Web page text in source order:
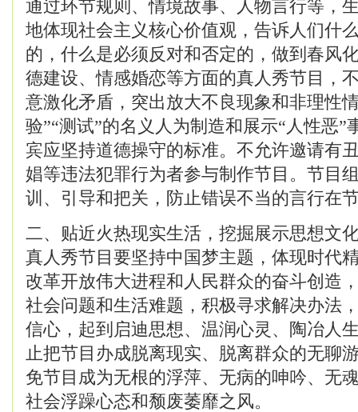
通过环节规则、情境故事、人物言行等，
地体现社会主义核心价值观，告诉人们什
的，什么是必须反对和否定的，做到春风
德建设、情感婚恋等方面的真人秀节目，
意激化矛盾，突出放大不良现象和非理性
验”“测试”的名义人为制造和展示“人性恶”
宾应坚持道德操守的标准。不允许邀请有
娼等违法犯罪行为者参与制作节目。节目
训、引导和把关，防止错误不当的言行在
二、贴近火热现实生活，挖掘展示思想文
真人秀节目要坚持中国梦主题，体现时代
改革开放伟大进程和人民群众的奋斗创造
社会问题和生活难题，积极寻求解决办法
信心，起到启迪思想、温润心灵、陶冶人
止把节目办成脱离现实、脱离群众的无聊
免节目成为无根的浮萍、无病的呻吟、无
社会浮躁心态和颓废萎靡之风。